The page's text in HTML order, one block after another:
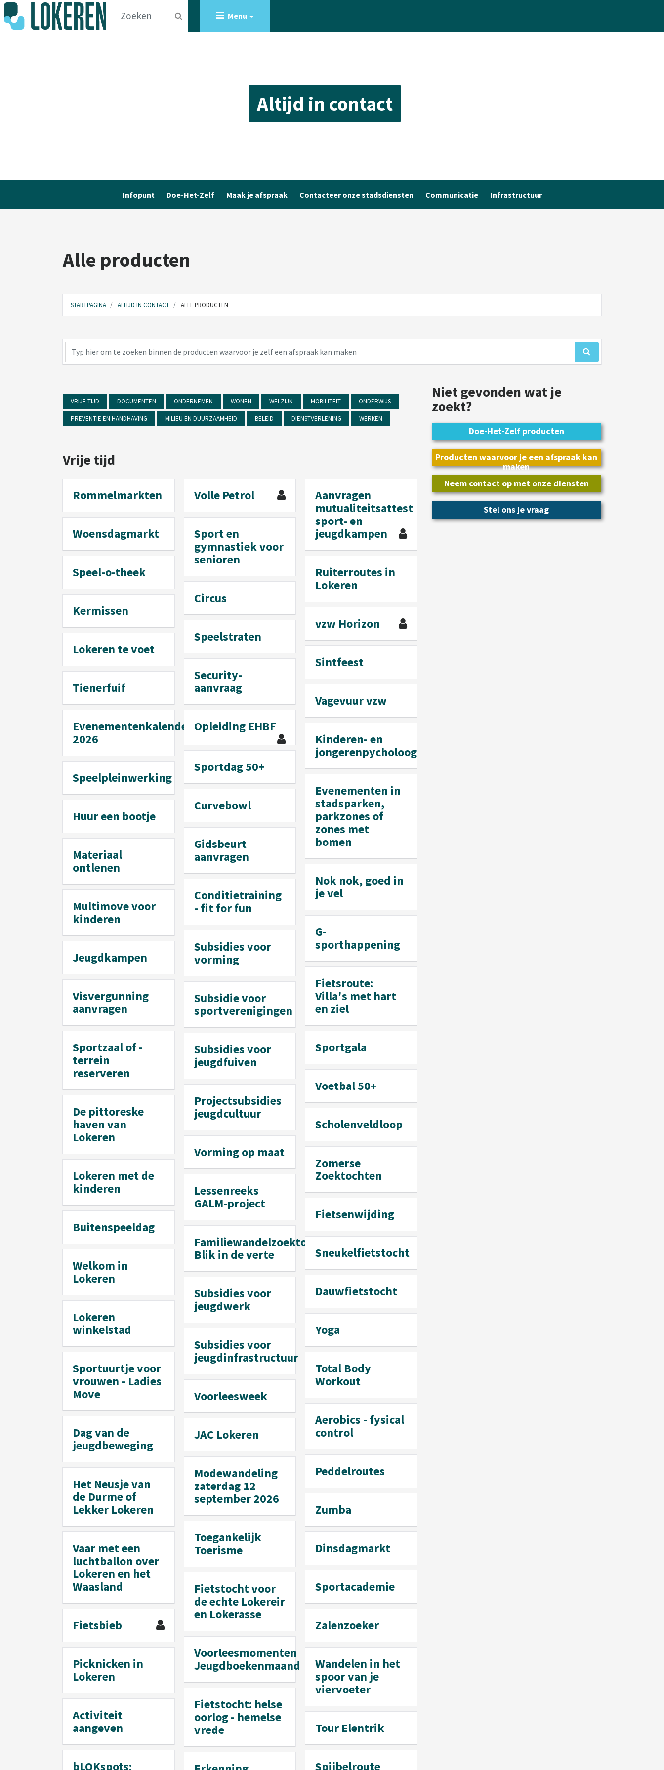
Menu
Altijd in contact
Infopunt Doe-Het-Zelf Maak je afspraak Contacteer onze stadsdiensten Communicatie Infrastructuur
Alle producten
STARTPAGINA ALTIJD IN CONTACT ALLE PRODUCTEN
VRIJE TIJD DOCUMENTEN ONDERNEMEN WONEN WELZIJN MOBILITEIT ONDERWIJS
PREVENTIE EN HANDHAVING MILIEU EN DUURZAAMHEID BELEID DIENSTVERLENING WERKEN
Vrije tijd
Rommelmarkten
Woensdagmarkt
Speel-o-theek
Kermissen
Lokeren te voet
Tienerfuif
Evenementenkalender
2026
Speelpleinwerking
Huur een bootje
Materiaal
ontlenen
Multimove voor
kinderen
Jeugdkampen
Visvergunning
aanvragen
Sportzaal of -
terrein
reserveren
De pittoreske
haven van
Lokeren
Lokeren met de
kinderen
Buitenspeeldag
Welkom in
Lokeren
Lokeren
winkelstad
Sportuurtje voor
vrouwen - Ladies
Move
Dag van de
jeugdbeweging
Het Neusje van
de Durme of
Lekker Lokeren
Vaar met een
luchtballon over
Lokeren en het
Waasland
Fietsbieb
Picknicken in
Lokeren
Activiteit
aangeven
bLOKspots:
Volle Petrol
Sport en
gymnastiek voor
senioren
Circus
Speelstraten
Security-
aanvraag
Opleiding EHBF
Sportdag 50+
Curvebowl
Gidsbeurt
aanvragen
Conditietraining
- fit for fun
Subsidies voor
vorming
Subsidie voor
sportverenigingen
Subsidies voor
jeugdfuiven
Projectsubsidies
jeugdcultuur
Vorming op maat
Lessenreeks
GALM-project
Familiewandelzoektocht
Blik in de verte
Subsidies voor
jeugdwerk
Subsidies voor
jeugdinfrastructuur
Voorleesweek
JAC Lokeren
Modewandeling
zaterdag 12
september 2026
Toegankelijk
Toerisme
Fietstocht voor
de echte Lokereir
en Lokerasse
Voorleesmomenten
Jeugdboekenmaand
Fietstocht: helse
oorlog - hemelse
vrede
Aanvragen
mutualiteitsattest
sport- en
jeugdkampen
Ruiterroutes in
Lokeren
vzw Horizon
Sintfeest
Vagevuur vzw
Kinderen- en
jongerenpycholoog
Evenementen in
stadsparken,
parkzones of
zones met
bomen
Nok nok, goed in
je vel
G-
sporthappening
Fietsroute:
Villa's met hart
en ziel
Sportgala
Voetbal 50+
Scholenveldloop
Zomerse
Zoektochten
Fietsenwijding
Sneukelfietstocht
Dauwfietstocht
Yoga
Total Body
Workout
Aerobics - fysical
control
Peddelroutes
Zumba
Dinsdagmarkt
Sportacademie
Zalenzoeker
Wandelen in het
spoor van je
viervoeter
Tour Elentrik
Spijbelroute
Niet gevonden wat je
zoekt?
Doe-Het-Zelf producten
Producten waarvoor je een afspraak kan
maken
Neem contact op met onze diensten
Stel ons je vraag